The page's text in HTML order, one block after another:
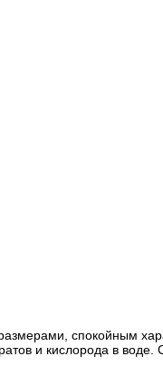
спокойным
и кислорода в